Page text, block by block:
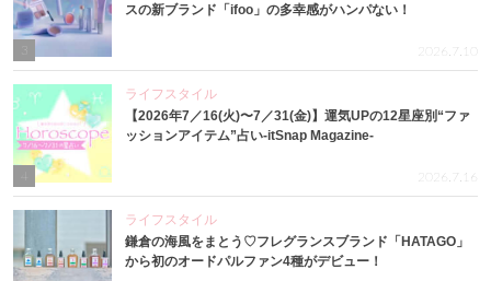
3
スの新ブランド「ifoo」の多幸感がハンパない！
2026.7.10
ライフスタイル
【2026年7／16(火)〜7／31(金)】運気UPの12星座別“ファ
ッションアイテム”占い-itSnap Magazine-
2026.7.16
ライフスタイル
鎌倉の海風をまとう♡フレグランスブランド「HATAGO」
から初のオードパルファン4種がデビュー！